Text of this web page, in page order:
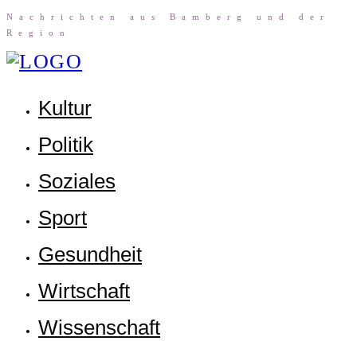
Nach­rich­ten aus Bam­berg und der
Region
Kul­tur
Poli­tik
Sozia­les
Sport
Gesund­heit
Wirt­schaft
Wis­sen­schaft